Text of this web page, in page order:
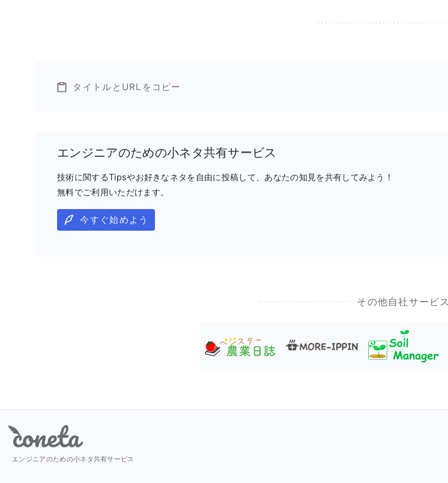
タイトルとURLをコピー
エンジニアのための小ネタ共有サービス
技術に関するTipsやお好きなネタを自由に投稿して、あなたの知見を共有してみよう！
無料でご利用いただけます。
今すぐ始めよう
その他自社サービス
Coneta
エンジニアのための小ネタ共有サービス